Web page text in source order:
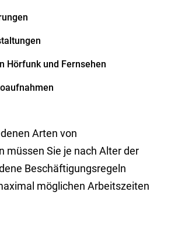
Hörfunk und Fernsehen
Arten von
müssen Sie je nach Alter der
Beschäftigungsregeln
möglichen Arbeitszeiten